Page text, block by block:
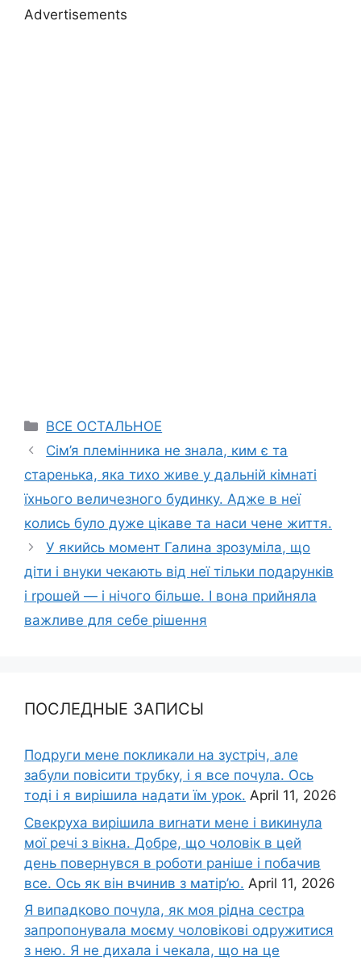
Advertisements
Categories
ВСЕ ОСТАЛЬНОЕ
Сім’я племінника не знала, ким є та
старенька, яка тихо живе у дальній кімнаті
їхнього величезного будинку. Адже в неї
колись було дуже цікаве та наси чене життя.
У якийсь момент Галина зрозуміла, що
діти і внуки чекають від неї тільки подарунків
і rрошей — і нічого більше. І вона прийняла
важливе для себе рішення
ПОСЛЕДНЫЕ ЗАПИСЫ
Подруги мене покликали на зустріч, але
забули повісити трубку, і я все почула. Ось
тоді і я вирішила надати їм урок. April 11, 2026
Свекруха вирішила виrнати мене і викинула
мої речі з вікна. Добре, що чоловік в цей
день повернувся в роботи раніше і побачив
все. Ось як він вчинив з матір’ю. April 11, 2026
Я випадково почула, як моя рідна сестра
запропонувала моєму чоловікові одружитися
з нею. Я не дихала і чекала, що на це